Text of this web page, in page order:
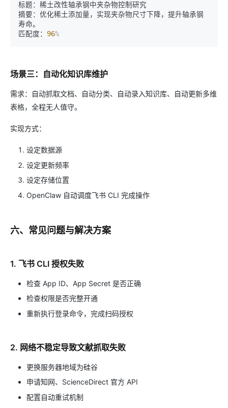
标题：稀土改性轴承钢中夹杂物控制研究
摘要：优化稀土添加量，实现夹杂物尺寸下降，提升轴承钢
寿命。
匹配度： 96%
场景三：自动化知识库维护
需求：自动抓取文档、自动分类、自动录入知识库、自动更新多维
表格，全程无人值守。
实现方式：
设定数据源
设定更新频率
设定存储位置
OpenClaw 自动调度飞书 CLI 完成操作
六、常见问题与解决方案
1. 飞书 CLI 授权失败
检查 App ID、App Secret 是否正确
检查权限是否完整开通
重新执行登录命令，完成扫码授权
2. 网络不稳定导致文献抓取失败
更换服务器地域为硅谷
申请知网、ScienceDirect 官方 API
配置自动重试机制